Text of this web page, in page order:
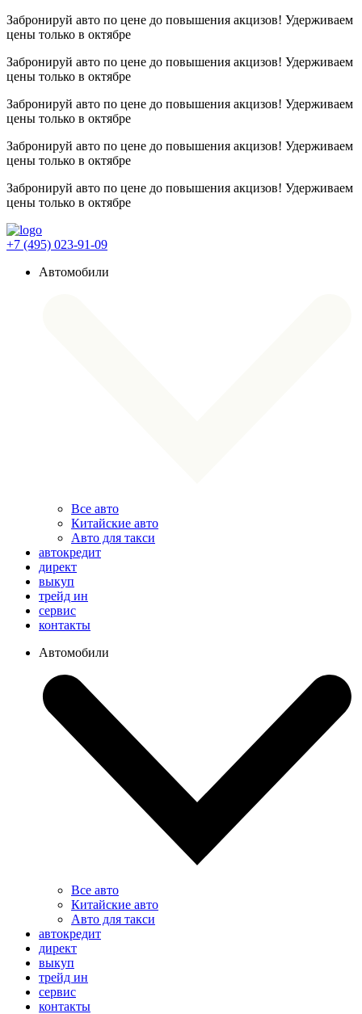
Забронируй авто по цене до повышения акцизов! Удерживаем
цены только в октябре
Забронируй авто по цене до повышения акцизов! Удерживаем
цены только в октябре
Забронируй авто по цене до повышения акцизов! Удерживаем
цены только в октябре
Забронируй авто по цене до повышения акцизов! Удерживаем
цены только в октябре
Забронируй авто по цене до повышения акцизов! Удерживаем
цены только в октябре
+7 (495) 023-91-09
Автомобили
Все авто
Китайские авто
Авто для такси
автокредит
директ
выкуп
трейд ин
сервис
контакты
Автомобили
Все авто
Китайские авто
Авто для такси
автокредит
директ
выкуп
трейд ин
сервис
контакты